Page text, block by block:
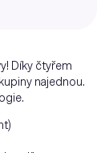
Díky čtyřem
najednou.